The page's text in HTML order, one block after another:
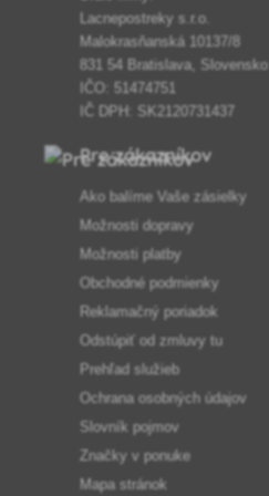
Lacnepostreky s.r.o.
Malokrasňanská 10137/8
831 54 Bratislava, Slovensko
IČO: 51474751
IČ DPH: SK2120731437
Pre zákazníkov
Ako balíme Vaše zásielky
Možnosti dopravy
Možnosti platby
Obchodné podmienky
Reklamačný poriadok
Odstúpiť od zmluvy tu
Prehľad služieb
Ochrana osobných údajov
Slovník pojmov
Značky v ponuke
Mapa stránok